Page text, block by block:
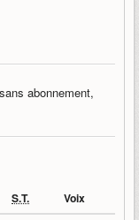
abonnement,
S.T. Voix